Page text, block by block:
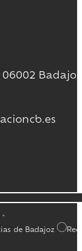
Badajoz
de Badajoz